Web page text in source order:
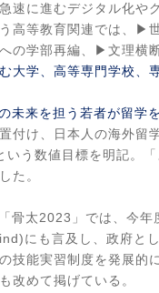
速に進むデジタル化や
高等教育関連では、▶
の学部再編、▶文理横
大学、高等専門学校、
未来を担う若者が留学
付け、日本人の海外留
いう数値目標を明記。
た。
骨太2023 」では、今
にも言及し、政府と
技能実習制度を発展的
改めて掲げている。